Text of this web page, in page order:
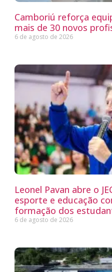
Camboriú reforça
mais de 30 novos
6 de agosto de 2026
Leonel Pavan abre o
esporte e educação
formação dos
6 de agosto de 2026